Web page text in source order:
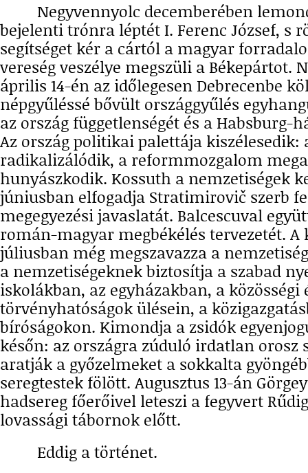
Negyvennyolc decemberében
bejelenti trónra léptét I. Ferenc József, s
segítséget kér a cártól a magyar
vereség veszélye megszüli a Békepártot.
április 14-én az időlegesen Debrecenbe
népgyűléssé bővült országgyűlés
az ország függetlenségét és a Habsburg-
Az ország politikai palettája
radikalizálódik, a reformmozgalom
hunyászkodik. Kossuth a nemzetiségek
júniusban elfogadja Stratimirovič szerb
megegyezési javaslatát. Balcescuval
román-magyar megbékélés tervezetét. A
júliusban még megszavazza a
a nemzetiségeknek biztosítja a szabad
iskolákban, az egyházakban, a közösségi
törvényhatóságok ülésein, a
bíróságokon. Kimondja a zsidók
későn: az országra zúduló irdatlan orosz
aratják a győzelmeket a sokkalta
seregtestek fölött. Augusztus 13-án
hadsereg főerőivel leteszi a fegyvert
lovassági tábornok előtt.
Eddig a történet.